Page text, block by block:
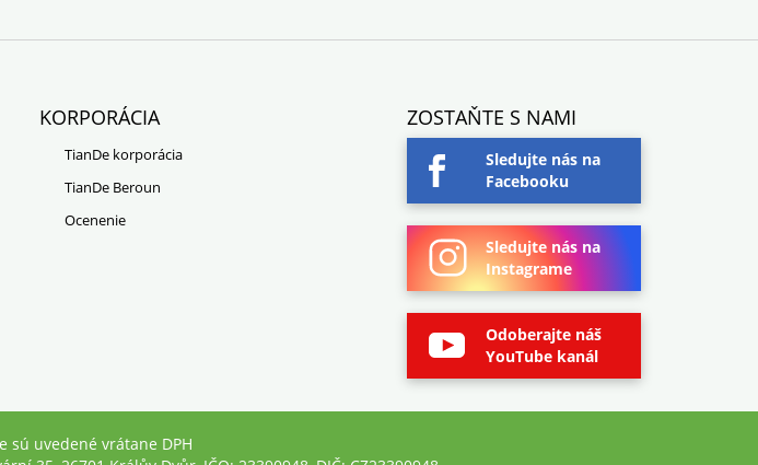
KORPORÁCIA
TianDe korporácia
TianDe Beroun
Ocenenie
ZOSTAŇTE S NAMI
Sledujte nás na
Facebooku
Sledujte nás na
Instagrame
Odoberajte náš
YouTube kanál
sú uvedené vrátane DPH